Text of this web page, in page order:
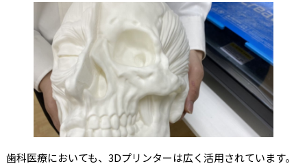
歯科医療においても、3Dプリンターは広く活用されています。